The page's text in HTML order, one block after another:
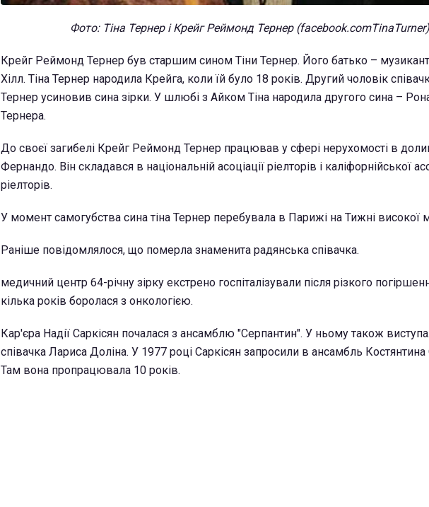
Фото: Тіна Тернер і Крейг Реймонд Тернер (facebook.comTinaTurner)
Крейг Реймонд Тернер був старшим сином Тіни Тернер. Його батько –
Хілл. Тіна Тернер народила Крейга, коли їй було 18 років. Другий чоловік
Тернер усиновив сина зірки. У шлюбі з Айком Тіна народила другого сина –
Тернера.
До своєї загибелі Крейг Реймонд Тернер працював у сфері нерухомості в
Фернандо. Він складався в національній асоціації ріелторів і каліфорнійської
ріелторів.
У момент самогубства сина тіна Тернер перебувала в Парижі на Тижні високої
Раніше повідомлялося, що померла знаменита радянська співачка.
медичний центр 64-річну зірку екстрено госпіталізували після різкого
кілька років боролася з онкологією.
Кар'єра Надії Саркісян почалася з ансамблю "Серпантин". У ньому також
співачка Лариса Доліна. У 1977 році Саркісян запросили в ансамбль
Там вона пропрацювала 10 років.